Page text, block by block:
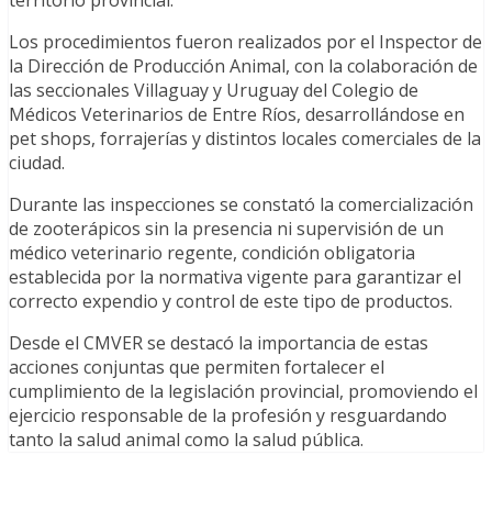
Los procedimientos fueron realizados por el Inspector de
la Dirección de Producción Animal, con la colaboración de
las seccionales Villaguay y Uruguay del Colegio de
Médicos Veterinarios de Entre Ríos, desarrollándose en
pet shops, forrajerías y distintos locales comerciales de la
ciudad.
Durante las inspecciones se constató la comercialización
de zooterápicos sin la presencia ni supervisión de un
médico veterinario regente, condición obligatoria
establecida por la normativa vigente para garantizar el
correcto expendio y control de este tipo de productos.
Desde el CMVER se destacó la importancia de estas
acciones conjuntas que permiten fortalecer el
cumplimiento de la legislación provincial, promoviendo el
ejercicio responsable de la profesión y resguardando
tanto la salud animal como la salud pública.